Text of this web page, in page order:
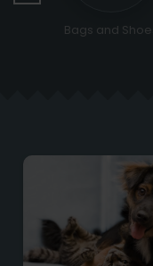
Religious &